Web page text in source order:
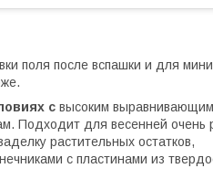
поля после вспашки и для
с высоким выравнивающим
Подходит для весенней очень
растительных остатков,
с пластинами из